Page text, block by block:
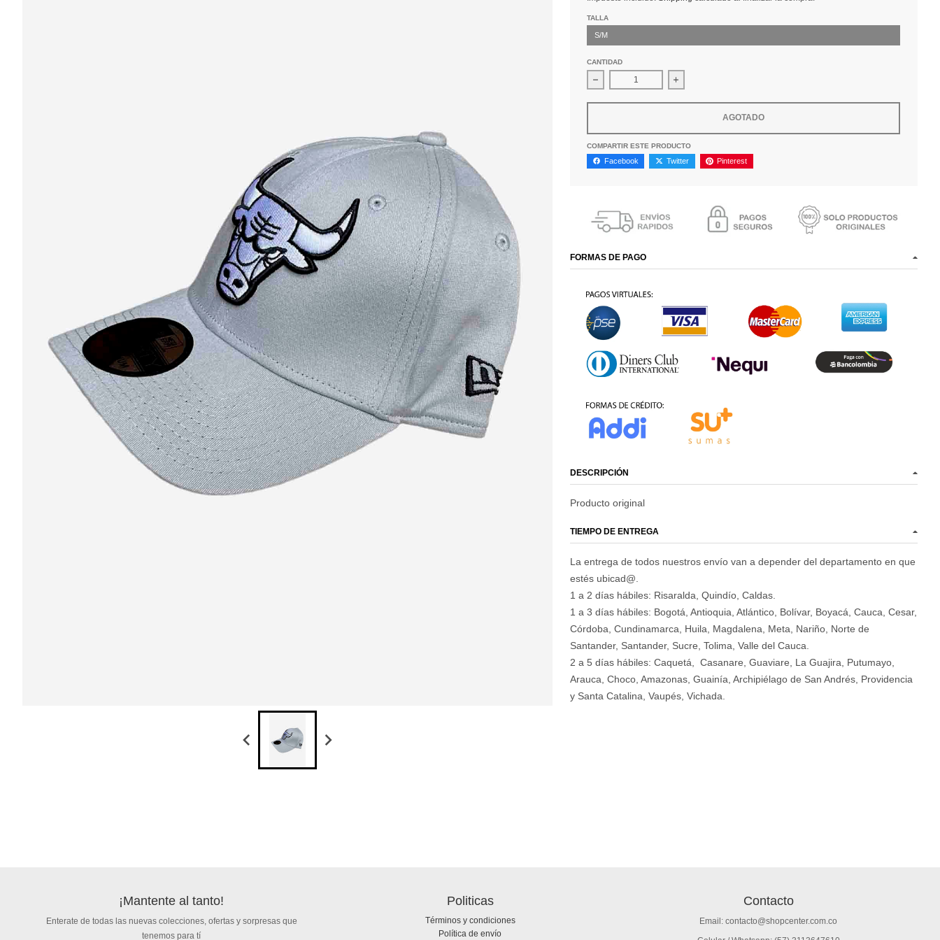
TALLA
S/M
CANTIDAD
Disminuir cantidad para Gorra New Era Chicago Bulls Q122 13058405
Aumentar la cantidad para Gorra New Era Chicago Bulls
AGOTADO
COMPARTIR ESTE PRODUCTO
Facebook Twitter Pinterest
FORMAS DE PAGO
DESCRIPCIÓN
Producto original
TIEMPO DE ENTREGA
La entrega de todos nuestros envío van a depender del departamento en que
estés ubicad@.
1 a 2 días hábiles: Risaralda, Quindío, Caldas.
1 a 3 días hábiles: Bogotá, Antioquia, Atlántico, Bolívar, Boyacá, Cauca, Cesar,
Córdoba, Cundinamarca, Huila, Magdalena, Meta, Nariño, Norte de
Santander, Santander, Sucre, Tolima, Valle del Cauca.
2 a 5 días hábiles: Caquetá, Casanare, Guaviare, La Guajira, Putumayo,
Arauca, Choco, Amazonas, Guainía, Archipiélago de San Andrés, Providencia
y Santa Catalina, Vaupés, Vichada.
¡Mantente al tanto!
Enterate de todas las nuevas colecciones, ofertas y sorpresas que
tenemos para tí
Politicas
Términos y condiciones
Política de envío
Contacto
Email: contacto@shopcenter.com.co